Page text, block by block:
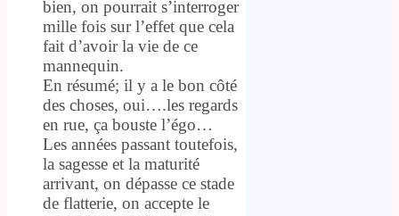
bien, on pourrait s’interroger
mille fois sur l’effet que cela
fait d’avoir la vie de ce
mannequin.
En résumé; il y a le bon côté
des choses, oui….les regards
en rue, ça bouste l’égo…
Les années passant toutefois,
la sagesse et la maturité
arrivant, on dépasse ce stade
de flatterie, on accepte le